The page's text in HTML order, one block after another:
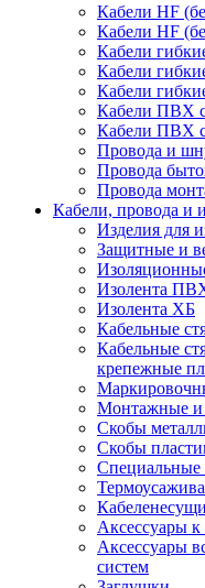
Кабели HF
Кабели HF
Кабели
Кабели
Кабели
Кабели ПВХ
Кабели ПВХ
Провода и
Провода
Провода
Кабели, провода и
Изделия для
Защитные и
Изолента
Изолента ХБ
Кабельные
Кабельные
крепежные
Монтажные и
Скобы
Скобы
Специальные
Аксессуары
Аксессуары
систем